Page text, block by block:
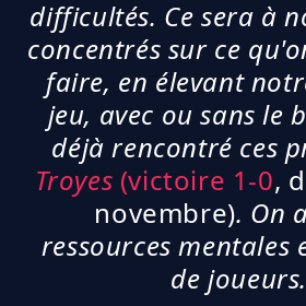
difficultés. Ce sera à
concentrés sur ce
faire, en élevant
jeu, avec ou sans le
déjà rencontré ces
Troyes (victoire 1-0,
novembre). On
ressources mentales
de joueurs.